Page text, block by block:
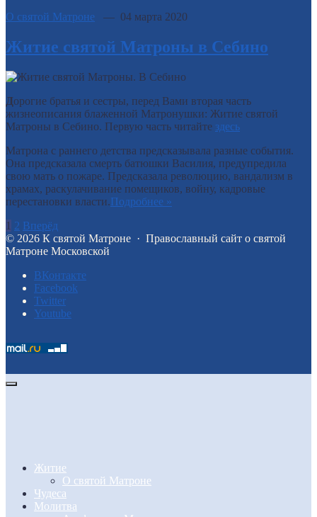
О святой Матроне — 04 марта 2020
Житие святой Матроны в Себино
Дорогие братья и сестры, перед Вами вторая часть
жизнеописания блаженной Матронушки: Житие святой
Матроны в Себино. Первую часть читайте здесь
Матрона с раннего детства предсказывала разные события.
Она предсказала смерть батюшки Василия, предупредила
свою мать о пожаре. Предсказала революцию, вандализм в
храмах, раскулачивание помещиков, войну, кадровые
перестановки власти.Подробнее »
1 2 Вперёд
© 2026 К святой Матроне · Православный сайт о святой
Матроне Московской
BКонтакте
Facebook
Twitter
Youtube
Житие
О святой Матроне
Чудеса
Молитва